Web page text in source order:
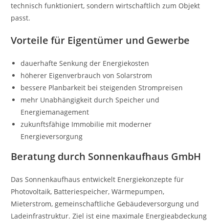
technisch funktioniert, sondern wirtschaftlich zum Objekt
passt.
Vorteile für Eigentümer und Gewerbe
dauerhafte Senkung der Energiekosten
höherer Eigenverbrauch von Solarstrom
bessere Planbarkeit bei steigenden Strompreisen
mehr Unabhängigkeit durch Speicher und
Energiemanagement
zukunftsfähige Immobilie mit moderner
Energieversorgung
Beratung durch Sonnenkaufhaus GmbH
Das Sonnenkaufhaus entwickelt Energiekonzepte für
Photovoltaik, Batteriespeicher, Wärmepumpen,
Mieterstrom, gemeinschaftliche Gebäudeversorgung und
Ladeinfrastruktur. Ziel ist eine maximale Energieabdeckung